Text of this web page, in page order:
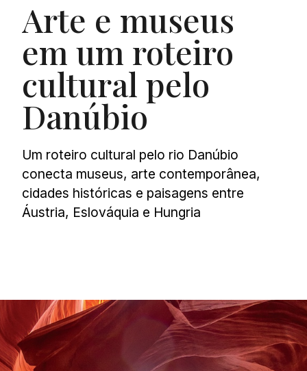
Arte e museus
em um roteiro
cultural pelo
Danúbio
Um roteiro cultural pelo rio Danúbio
conecta museus, arte contemporânea,
cidades históricas e paisagens entre
Áustria, Eslováquia e Hungria